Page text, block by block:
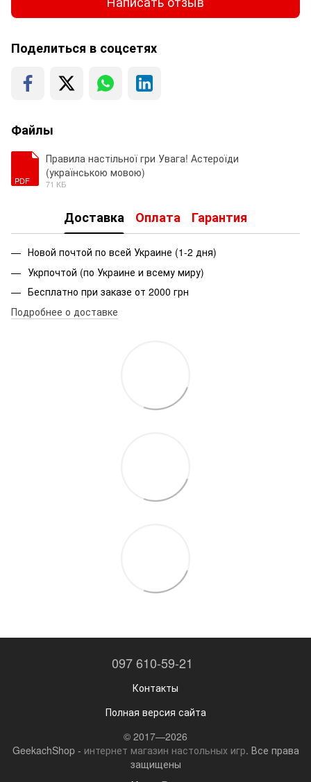
Поделиться в соцсетях
Файлы
PDF
Правила настільної гри Увага! Астероїди
(українською мовою)
71 КБ
Доставка Оплата Гарантия
Новой почтой по всей Украине (1-2 дня)
Укрпочтой (по Украине и всему миру)
Бесплатно при заказе от 2000 грн
Подробнее о доставке
097 610-59-21
Контакты
Полная версия сайта
© 2017—2026
GeekachShop - интернет магазин настольных игр. Все права
защищены